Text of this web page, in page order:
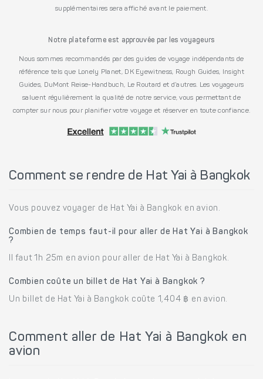
supplémentaires sera affiché avant le paiement.
Notre plateforme est approuvée par les voyageurs
Nous sommes recommandés par des guides de voyage indépendants de
référence tels que Lonely Planet, DK Eyewitness, Rough Guides, Insight
Guides, DuMont Reise-Handbuch, Le Routard et d’autres. Les voyageurs
saluent régulièrement la qualité de notre service, vous permettant de
compter sur nous pour planifier votre voyage et réserver en toute confiance.
Comment se rendre de Hat Yai à Bangkok
Vous pouvez voyager de Hat Yai à Bangkok en avion.
Combien de temps faut-il pour aller de Hat Yai à Bangkok
?
Il faut 1h 25m en avion pour aller de Hat Yai à Bangkok.
Combien coûte un billet de Hat Yai à Bangkok ?
Un billet de Hat Yai à Bangkok coûte 1,404 ฿ en avion.
Comment aller de Hat Yai à Bangkok en
avion